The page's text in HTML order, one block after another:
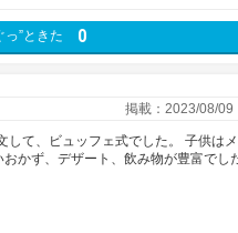
っ”ときた 0
掲載：2023/08/09
て、ビュッフェ式でした。 子供は
かず、デザート、飲み物が豊富でし